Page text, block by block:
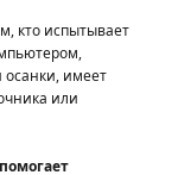
кто испытывает
имеет
или